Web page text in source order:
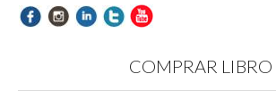
COMPRAR LIBRO